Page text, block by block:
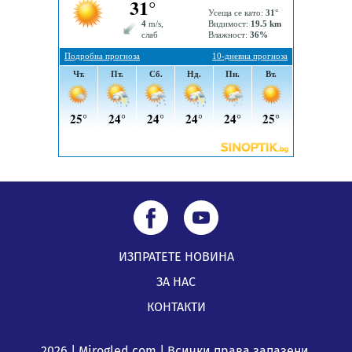
подкрепя своите пенсионери“
05.08.2026, 08:57
5 случая на хепатит от началото на юли до сега в
05.08.2026, 00:32
ИЗПРАТЕТЕ НОВИНА
ЗА НАС
КОНТАКТИ